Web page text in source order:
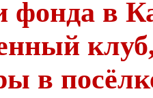
в
в